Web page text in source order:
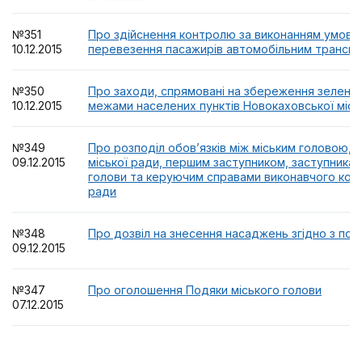
№351
10.12.2015
Про здійснення контролю за виконанням умов
перевезення пасажирів автомобільним
№350
10.12.2015
Про заходи, спрямовані на збереження
межами населених пунктів Новокаховської
№349
09.12.2015
Про розподіл обов’язків між міським головою,
міської ради, першим заступником,
голови та керуючим справами виконавчого
ради
№348
09.12.2015
Про дозвіл на знесення насаджень згідно з
№347
07.12.2015
Про оголошення Подяки міського голови